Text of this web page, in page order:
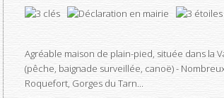
Agréable maison de plain-pied, située dans la
(pêche, baignade surveillée, canoë) -
Roquefort, Gorges du Tarn...